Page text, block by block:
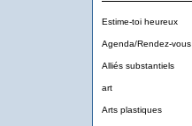
Estime-toi heureux
Agenda/Rendez-vous
Alliés substantiels
art
Arts plastiques